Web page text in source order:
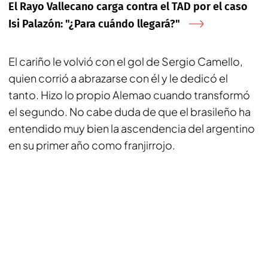
El Rayo Vallecano carga contra el TAD por el caso
Isi Palazón: "¿Para cuándo llegará?"
El cariño le volvió con el gol de Sergio Camello,
quien corrió a abrazarse con él y le dedicó el
tanto. Hizo lo propio Alemao cuando transformó
el segundo. No cabe duda de que el brasileño ha
entendido muy bien la ascendencia del argentino
en su primer año como franjirrojo.